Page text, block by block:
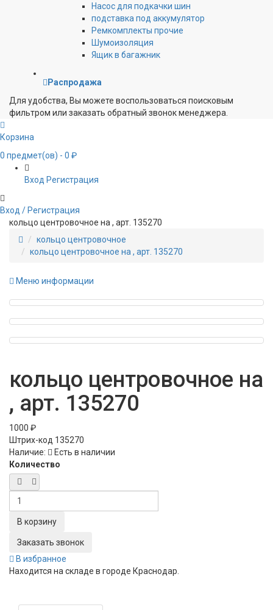
Насос для подкачки шин
подставка под аккумулятор
Ремкомплекты прочие
Шумоизоляция
Ящик в багажник
Распродажа
Для удобства, Вы можете воспользоваться поисковым
фильтром или заказать обратный звонок менеджера.
Корзина
0 предмет(ов) - 0 ₽
Вход Регистрация
Вход / Регистрация
кольцо центровочное на , арт. 135270
кольцо центровочное
кольцо центровочное на , арт. 135270
Меню информации
кольцо центровочное на
, арт. 135270
1000 ₽
Штрих-код 135270
Наличие:
Есть в наличии
Количество
Заказать звонок
В избранное
Находится на складе в городе Краснодар